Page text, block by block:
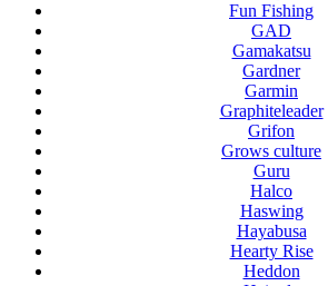
Fun Fishing
GAD
Gamakatsu
Gardner
Garmin
Graphiteleader
Grifon
Grows culture
Guru
Halco
Haswing
Hayabusa
Hearty Rise
Heddon